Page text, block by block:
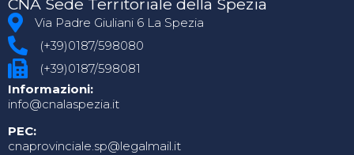
CNA Sede Territoriale della Spezia
Via Padre Giuliani 6 La Spezia
(+39)0187/598080
(+39)0187/598081
Informazioni:
info@cnalaspezia.it
PEC:
cnaprovinciale.sp@legalmail.it